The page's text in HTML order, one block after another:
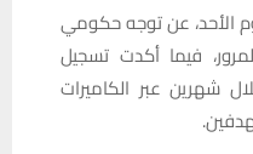
الأحد، عن توجه حكومي
فيما أكدت تسجيل
خلال شهرين عبر الكاميرات